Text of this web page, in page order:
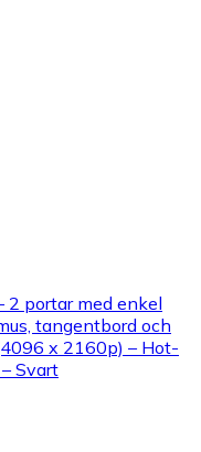
2 portar med enkel
tangentbord och
x 2160p) – Hot-
Svart